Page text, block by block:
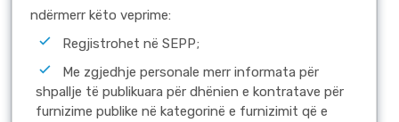
ndërmerr këto veprime:
Regjistrohet në SEPP;
Me zgjedhje personale merr informata për
shpallje të publikuara për dhënien e kontratave për
furnizime publike në kategorinë e furnizimit që e